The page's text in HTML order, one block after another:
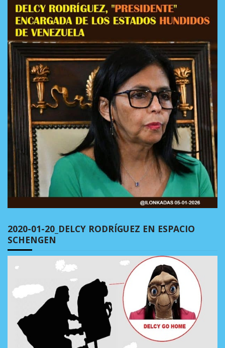
2020-01-20_DELCY RODRÍGUEZ EN ESPACIO
SCHENGEN